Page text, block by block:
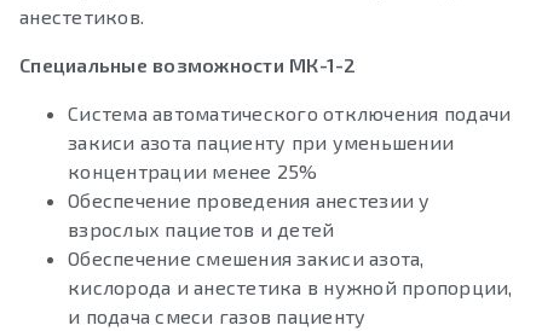
анестетиков.
Специальные возможности МК-1-2
Система автоматического отключения подачи
закиси азота пациенту при уменьшении
концентрации менее 25%
Обеспечение проведения анестезии у
взрослых пациетов и детей
Обеспечение смешения закиси азота,
кислорода и анестетика в нужной пропорции,
и подача смеси газов пациенту